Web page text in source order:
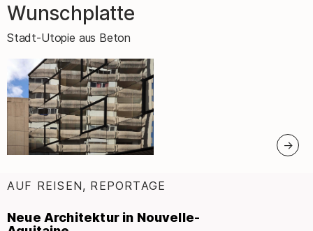
–
Wunschplatte
Stadt-Utopie aus Beton
AUF REISEN, REPORTAGE
Neue Architektur in Nouvelle-